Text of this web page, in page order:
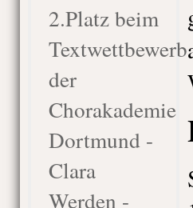
2.Platz beim
Textwettbewerb
der
Chorakademie
Dortmund -
Clara
Werden -